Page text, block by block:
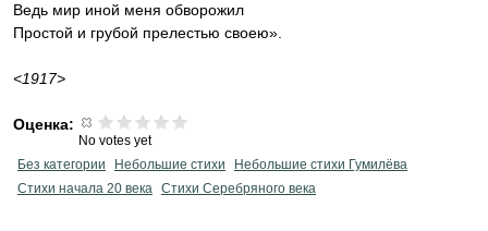
Ведь мир иной меня обворожил
Простой и грубой прелестью своею».
<1917>
Оценка:
No votes yet
Без категории
Небольшие стихи
Небольшие стихи Гумилёва
Cтихи начала 20 века Cтихи Серебряного века